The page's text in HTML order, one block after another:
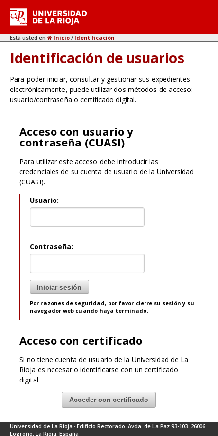
Está usted en Inicio / Identificación
Identificación de usuarios
Para poder iniciar, consultar y gestionar sus expedientes
electrónicamente, puede utilizar dos métodos de acceso:
usuario/contraseña o certificado digital.
Acceso con usuario y
contraseña (CUASI)
Para utilizar este acceso debe introducir las
credenciales de su cuenta de usuario de la Universidad
(CUASI).
Usuario:
Contraseña:
Por razones de seguridad, por favor cierre su sesión y su
navegador web cuando haya terminado.
Acceso con certificado
Si no tiene cuenta de usuario de la Universidad de La
Rioja es necesario identificarse con un certificado
digital.
Acceder con certificado
Universidad de La Rioja · Edificio Rectorado. Avda. de La Paz 93-103. 26006
Logroño. La Rioja. España